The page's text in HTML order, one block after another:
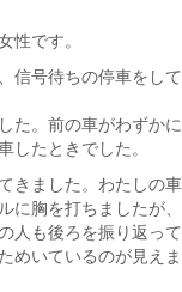
性です。
信号待ちの停車をして
た。前の車がわずかに
たときでした。
きました。わたしの車
胸を打ちましたが、
人も後ろを振り返って
めいているのが見えま